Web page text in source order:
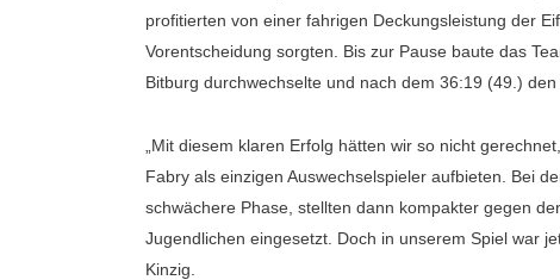
profitierten von einer fahrigen Deckungsleistung der
Vorentscheidung sorgten. Bis zur Pause baute das
Bitburg durchwechselte und nach dem 36:19 (49.)
„Mit diesem klaren Erfolg hätten wir so nicht
Fabry als einzigen Auswechselspieler aufbieten. Bei
schwächere Phase, stellten dann kompakter gegen
Jugendlichen eingesetzt. Doch in unserem Spiel war
Kinzig.